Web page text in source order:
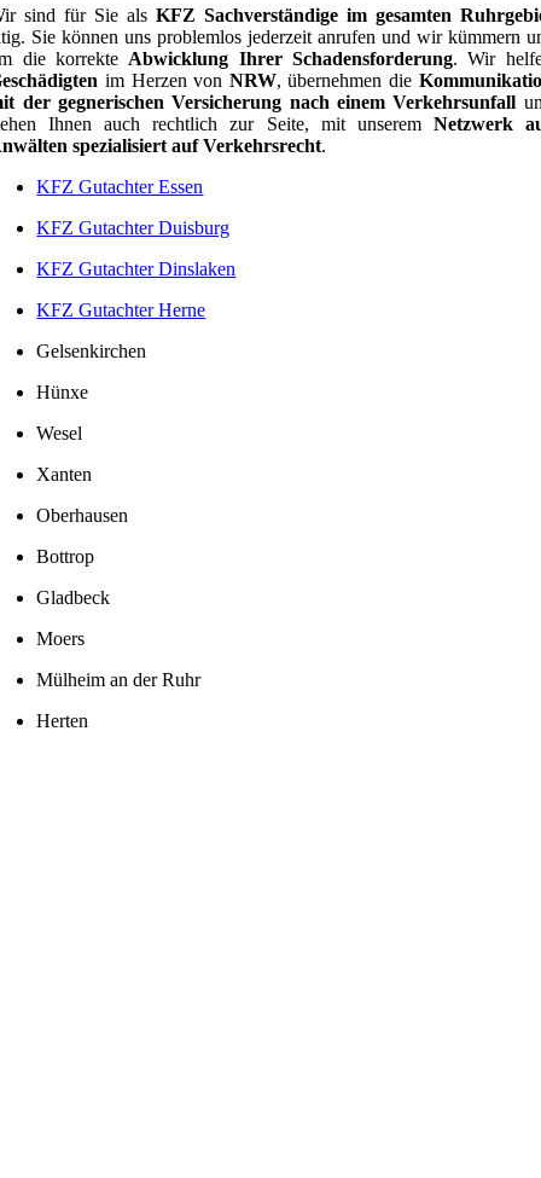
sind für Sie als KFZ Sachverständige im gesamten
Sie können uns problemlos jederzeit anrufen und wir kümmern
die korrekte Abwicklung Ihrer Schadensforderung. Wir
im Herzen von NRW, übernehmen die
der gegnerischen Versicherung nach einem Verkehrsunfall
Ihnen auch rechtlich zur Seite, mit unserem Netzwerk
spezialisiert auf Verkehrsrecht.
KFZ Gutachter Essen
KFZ Gutachter Duisburg
KFZ Gutachter Dinslaken
KFZ Gutachter Herne
Gelsenkirchen
Hünxe
Wesel
Xanten
Oberhausen
Bottrop
Gladbeck
Moers
Mülheim an der Ruhr
Herten